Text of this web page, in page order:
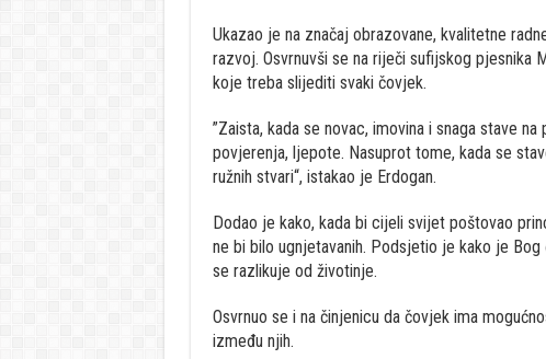
Ukazao je na značaj obrazovane, kvalitetne
razvoj. Osvrnuvši se na riječi sufijskog pjesnika
koje treba slijediti svaki čovjek.
”Zaista, kada se novac, imovina i snaga stave
povjerenja, ljepote. Nasuprot tome, kada se
ružnih stvari“, istakao je Erdogan.
Dodao je kako, kada bi cijeli svijet poštovao
ne bi bilo ugnjetavanih. Podsjetio je kako je
se razlikuje od životinje.
Osvrnuo se i na činjenicu da čovjek ima
između njih.